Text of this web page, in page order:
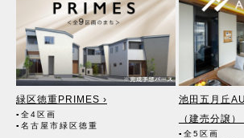
見の根拠」として仲介の依頼者に提供すること
2. 個人情報の第三者への提供
●第三者に提供する目的
上記「1.お客様の個人情報の利用目的」（1）～
て、その利用目的の達成に必要な場合にのみ、個
供します。
●提供する個人情報の項目
お客様の氏名・住所・電話番号・生年月日・不
緑区徳重PRIMES ›
▪全4区画
▪名古屋市緑区徳重
池田五月丘
（建売分譲）
▪全5区画